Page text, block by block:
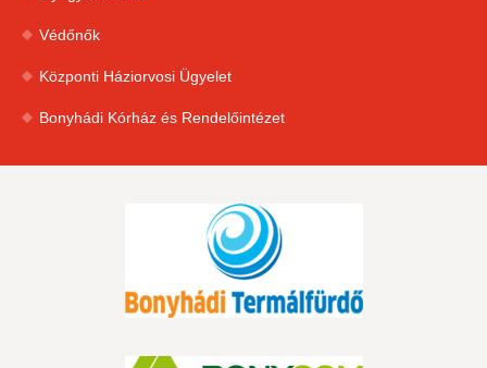
Védőnők
Központi Háziorvosi Ügyelet
Bonyhádi Kórház és Rendelőintézet